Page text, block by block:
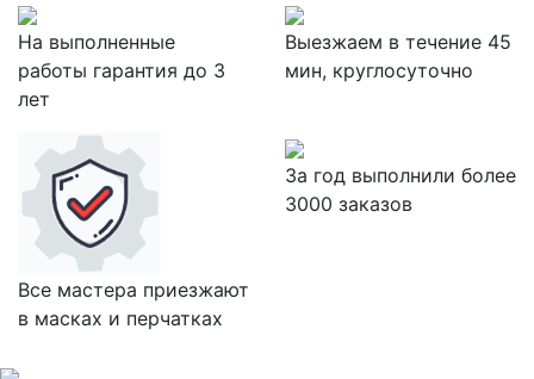
На выполненные
работы гарантия до 3
лет
Выезжаем в течение 45
мин, круглосуточно
Все мастера приезжают
в масках и перчатках
За год выполнили более
3000 заказов